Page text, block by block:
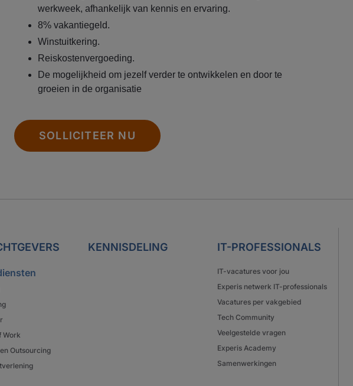
werkweek, afhankelijk van kennis en ervaring.
8% vakantiegeld.
Winstuitkering.
Reiskostenvergoeding.
De mogelijkheid om jezelf verder te ontwikkelen en door te
groeien in de organisatie
SOLLICITEER NU
Work
Outsourcing
KENNISDELING IT-PROFESSIONALS
IT-vacatures voor jou
Experis netwerk IT-professionals
Vacatures per vakgebied
Tech Community
Veelgestelde vragen
Experis Academy
Samenwerkingen